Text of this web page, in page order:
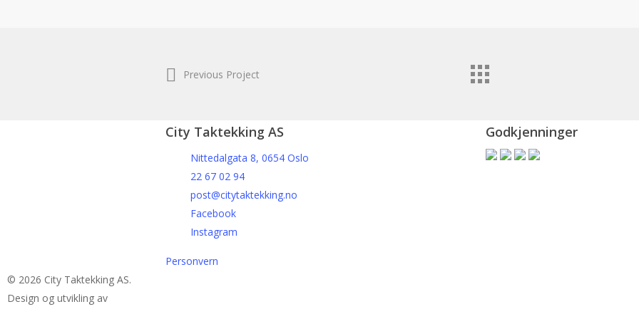
Previous Project
City Taktekking AS
Nittedalgata 8, 0654 Oslo
22 67 02 94
post@citytaktekking.no
Facebook
Instagram
Personvern
Godkjenninger
© 2026 City Taktekking AS.
Design og utvikling av